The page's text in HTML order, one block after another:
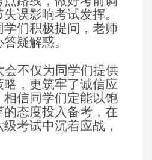
误影响考试发挥。
们积极提问，老师
疑解惑。
会不仅为同学们提供
，更筑牢了诚信应
信同学们定能以饱
态度投入备考，在
考试中沉着应战，